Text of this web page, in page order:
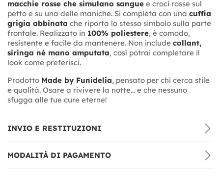
macchie rosse che simulano sangue e croci rosse sul
petto e su una delle maniche. Si completa con una cuffia
grigia abbinata che riporta lo stesso simbolo sulla parte
frontale. Realizzato in 100% poliestere, è comodo,
resistente e facile da mantenere. Non include collant,
siringa né mano amputata, così potrai completare il
look come preferisci.
Prodotto Made by Funidelia, pensato per chi cerca stile
e qualità. Osare a rivivere la notte… e che nessuno
sfugga alle tue cure eterne!
INVIO E RESTITUZIONI
MODALITÀ DI PAGAMENTO